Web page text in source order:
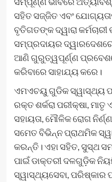
ସହିତ ସଜ୍ଜିତ ଏବଂ
ବୃତିଗତଙ୍କ ଦ୍ୱାରା କର୍ମଚାରୀ
ସମ୍ପ୍ରଦାୟର
ଆଣି ଗୁରୁତ୍ୱପୂର୍ଣ୍ଣ
କରିବାରେ ସାହାଯ୍ୟ କରେ।
ଏମଏଚୟୁ ଗୁଡିକ ସ୍ୱାସ୍ଥ୍ୟ
ରକ୍ତ ଶର୍କରା ପରୀକ୍ଷା,
ସହାୟତା, ମୌଳିକ ରୋଗ
ସମେତ ବିଭିନ୍ନ ପ୍ରାଥମିକ
କରନ୍ତି। ଏହା ସହିତ, ସୁସ୍ଥ
ପାଇଁ ଡାକ୍ତରୀ ଦଳଗୁଡ଼ିକ
ସ୍ୱାସ୍ଥ୍ୟସେବା, ପରିଷ୍କାର